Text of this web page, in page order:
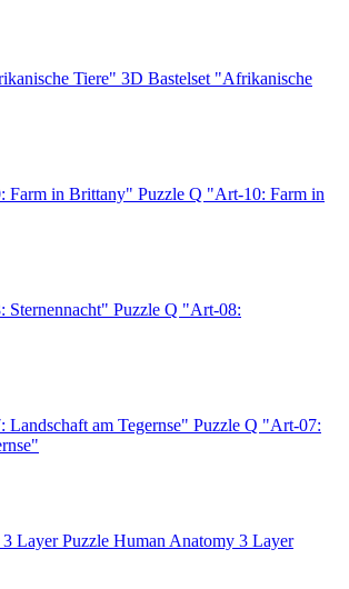
3D Bastelset "Afrikanische
Puzzle Q "Art-10: Farm in
Puzzle Q "Art-08:
Puzzle Q "Art-07:
Human Anatomy 3 Layer